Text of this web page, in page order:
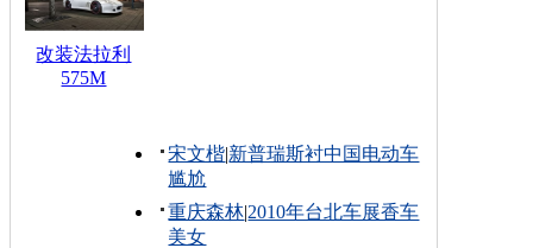
改装法拉利
575M
宋文楷|新普瑞斯衬中国电动车
尴尬
重庆森林|2010年台北车展香车
美女